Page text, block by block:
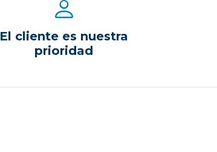
El cliente es nuestra
prioridad